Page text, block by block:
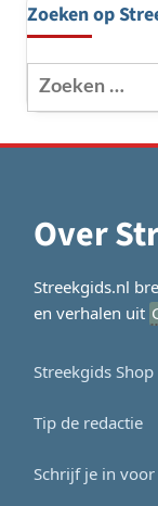
Zoeken op
Zoeken
naar:
Over
Streekgids.nl
en verhalen uit
Streekgids Shop
Tip de redactie
Schrijf je in